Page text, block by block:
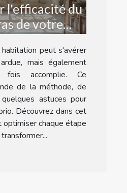
l'efficacité du
de votre
: conseils et
peut s'avérer
mais également
fois accomplie. Ce
de la méthode, de
astuces pour
Découvrez dans cet
chaque étape